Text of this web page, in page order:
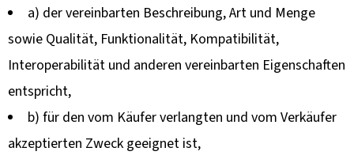
a) der vereinbarten Beschreibung, Art und Menge
sowie Qualität, Funktionalität, Kompatibilität,
Interoperabilität und anderen vereinbarten Eigenschaften
entspricht,
b) für den vom Käufer verlangten und vom Verkäufer
akzeptierten Zweck geeignet ist,